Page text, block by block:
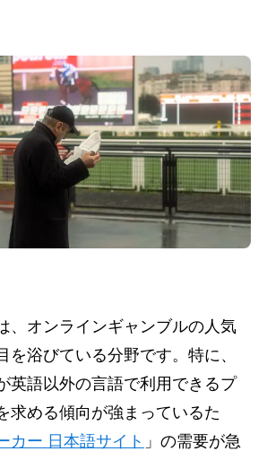
、オンラインギャンブルの人気
を浴びている分野です。特に、
英語以外の言語で利用できるプ
求める傾向が強まっているた
カー 日本語サイト 」の需要が急